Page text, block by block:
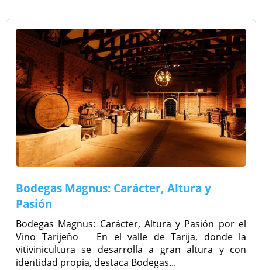
Bodegas Magnus: Carácter, Altura y
Pasión
Bodegas Magnus: Carácter, Altura y Pasión por el
Vino Tarijeño En el valle de Tarija, donde la
vitivinicultura se desarrolla a gran altura y con
identidad propia, destaca Bodegas...